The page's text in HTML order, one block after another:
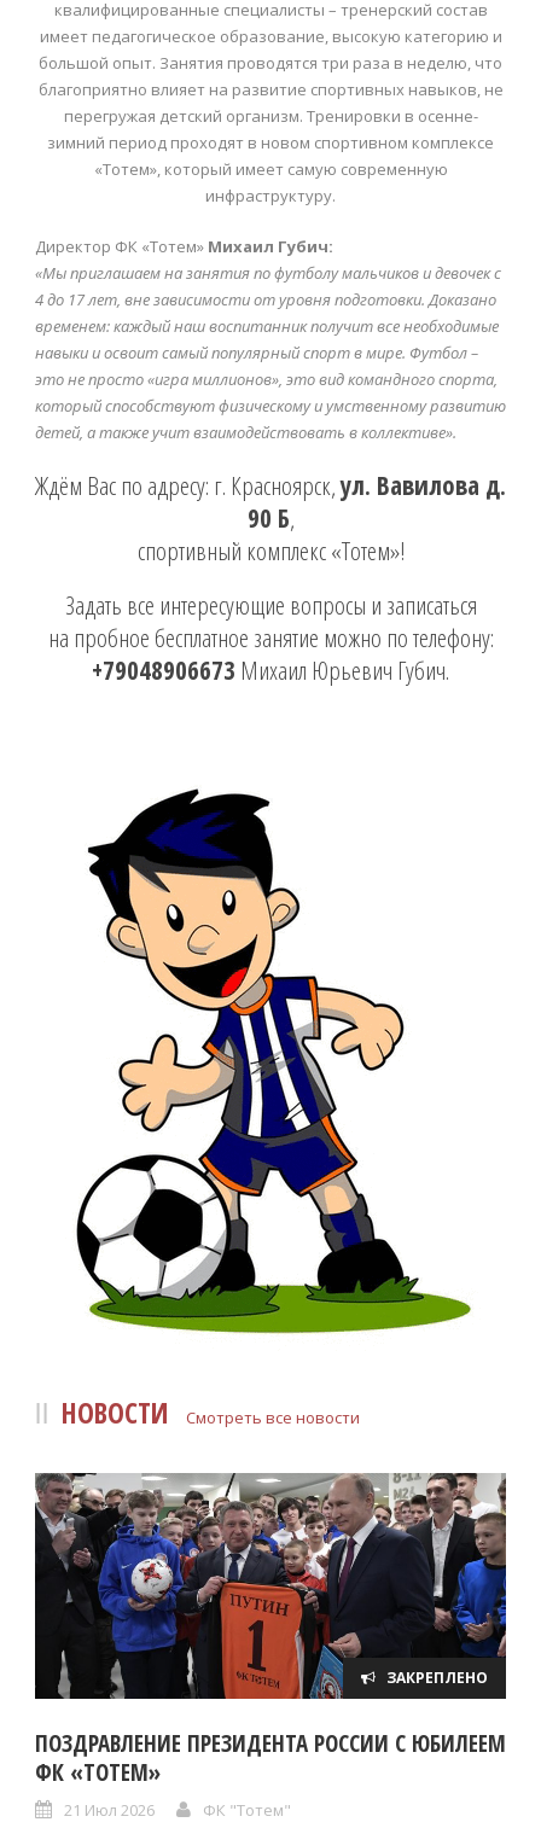
квалифицированные специалисты – тренерский состав
имеет педагогическое образование, высокую категорию и
большой опыт. Занятия проводятся три раза в неделю, что
благоприятно влияет на развитие спортивных навыков, не
перегружая детский организм. Тренировки в осенне-
зимний период проходят в новом спортивном комплексе
«Тотем», который имеет самую современную
инфраструктуру.
Директор ФК «Тотем» Михаил Губич:
«Мы приглашаем на занятия по футболу мальчиков и девочек с
4 до 17 лет, вне зависимостиот уровня подготовки. Доказано
временем: каждый наш воспитанник получит всенеобходимые
навыки и освоит самый популярный спорт в мире. Футбол –
это не просто «играмиллионов», это вид командного спорта,
который способствуют физическому и умственномуразвитию
детей, а также учит взаимодействовать в коллективе».
Ждём Вас по адресу: г. Красноярск,ул. Вавилова д.
90 Б,
спортивный комплекс «Тотем»!
Задать все интересующие вопросы и записаться
на пробное бесплатное занятие можно по телефону:
+79048906673 Михаил Юрьевич Губич.
НОВОСТИ Смотреть все новости
ЗАКРЕПЛЕНО
ПОЗДРАВЛЕНИЕ ПРЕЗИДЕНТА РОССИИ С ЮБИЛЕЕМ
ФК «ТОТЕМ»
21 Июл 2026 ФК "Тотем"